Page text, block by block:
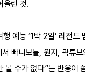
올린 것.
예능 ‘1박 2일’ 레전
빠니보틀, 원지, 곽튜
볼 수가 없다”는 반응